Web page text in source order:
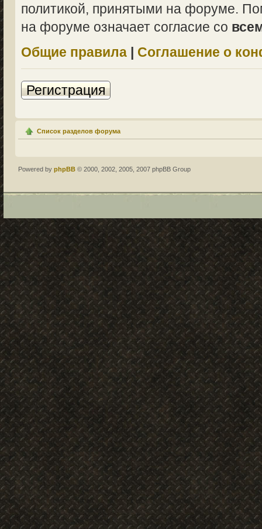
политикой, принятыми на форуме.
на форуме означает согласие со
Общие правила | Соглашение о
Регистрация
Список разделов форума
Powered by phpBB © 2000, 2002, 2005, 2007 phpBB Group